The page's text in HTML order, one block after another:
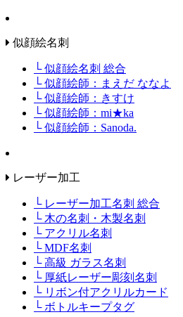
似顔絵名刺
└ 似顔絵名刺 総合
└ 似顔絵師：まえだ ななよ
└ 似顔絵師：きすけ
└ 似顔絵師：mi★ka
└ 似顔絵師：Sanoda.
レーザー加工
└ レーザー加工名刺 総合
└ 木の名刺・木製名刺
└ アクリル名刺
└ MDF名刺
└ 高級 ガラス名刺
└ 厚紙レーザー彫刻名刺
└ リボン付アクリルカード
└ ボトルキープタグ